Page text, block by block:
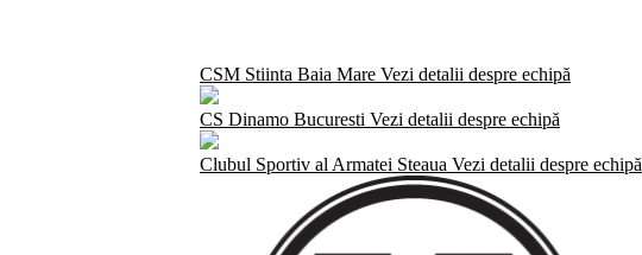
CSM Stiinta Baia Mare Vezi detalii despre echipă
CS Dinamo Bucuresti Vezi detalii despre echipă
Clubul Sportiv al Armatei Steaua Vezi detalii despre echipă